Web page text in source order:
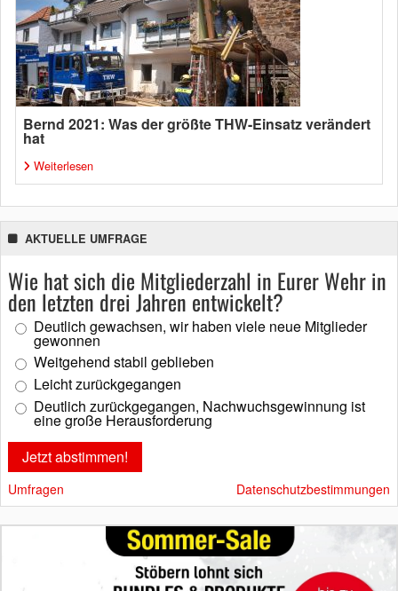
Bernd 2021: Was der größte THW-Einsatz verändert
hat
Weiterlesen
AKTUELLE UMFRAGE
Wie hat sich die Mitgliederzahl in Eurer Wehr in
den letzten drei Jahren entwickelt?
Deutlich gewachsen, wir haben viele neue Mitglieder
gewonnen
Weitgehend stabil geblieben
Leicht zurückgegangen
Deutlich zurückgegangen, Nachwuchsgewinnung ist
eine große Herausforderung
Umfragen Datenschutzbestimmungen